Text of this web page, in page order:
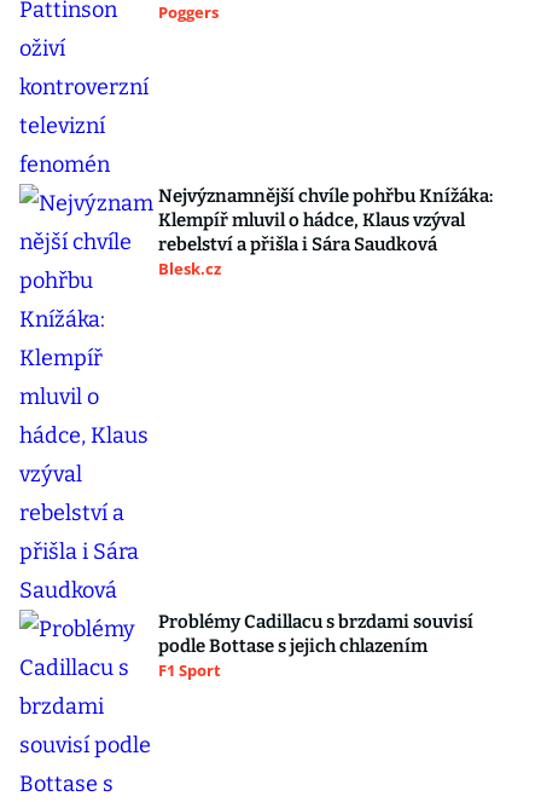
Poggers
Nejvýznamnější chvíle pohřbu Knížáka:
Klempíř mluvil o hádce, Klaus vzýval
rebelství a přišla i Sára Saudková
Blesk.cz
Problémy Cadillacu s brzdami souvisí
podle Bottase s jejich chlazením
F1 Sport